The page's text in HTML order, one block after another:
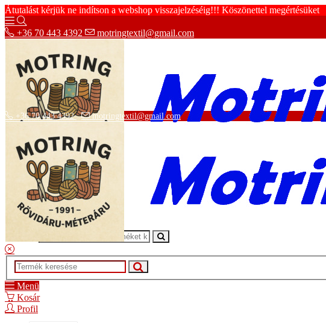
Átutalást kérjük ne indítson a webshop visszajelzéséig!!! Köszönettel megértésüket
+36 70 443 4392 motringtextil@gmail.com
Adatvédelmi tájékoztató
ÁSZF
Szállítási információk
+36 70 443 4392 motringtextil@gmail.com
Menü
Kosár
Profil